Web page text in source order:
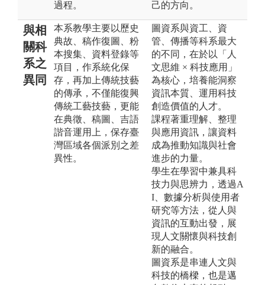
過程。 己的方向。
與相
關科
系之
異同
本系教學主要以歷史
典故、稿作復圖、粉
本搜集、資料登錄等
項目，作系統化保
存，再加上傳統技藝
的傳承，不僅能復興
傳統工藝技藝，更能
在典徵、稿圖、吉語
諧音運用上，保存臺
灣區域各個派別之差
異性。
圖資系與資工、資
管、傳播等科系最大
的不同，在於以「人
文思維 × 科技應用」
為核心，培養能洞察
資訊本質、運用科技
創造價值的人才。
課程著重理解、整理
與應用資訊，讓資料
成為推動知識與社會
進步的力量。
學生在學習中兼具科
技力與思辨力，透過A
I、數據分析與使用者
研究等方法，從人與
資訊的互動出發，展
現人文關懷與科技創
新的融合。
圖資系是串連人文與
科技的橋樑，也是邁